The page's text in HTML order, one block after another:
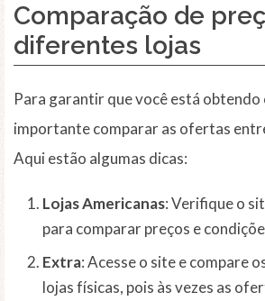
Comparação de
diferentes lojas
Para garantir que você está obtendo
importante comparar as ofertas
Aqui estão algumas dicas:
Lojas Americanas: Verifique o
para comparar preços e
Extra: Acesse o site e compare
lojas físicas, pois às vezes as